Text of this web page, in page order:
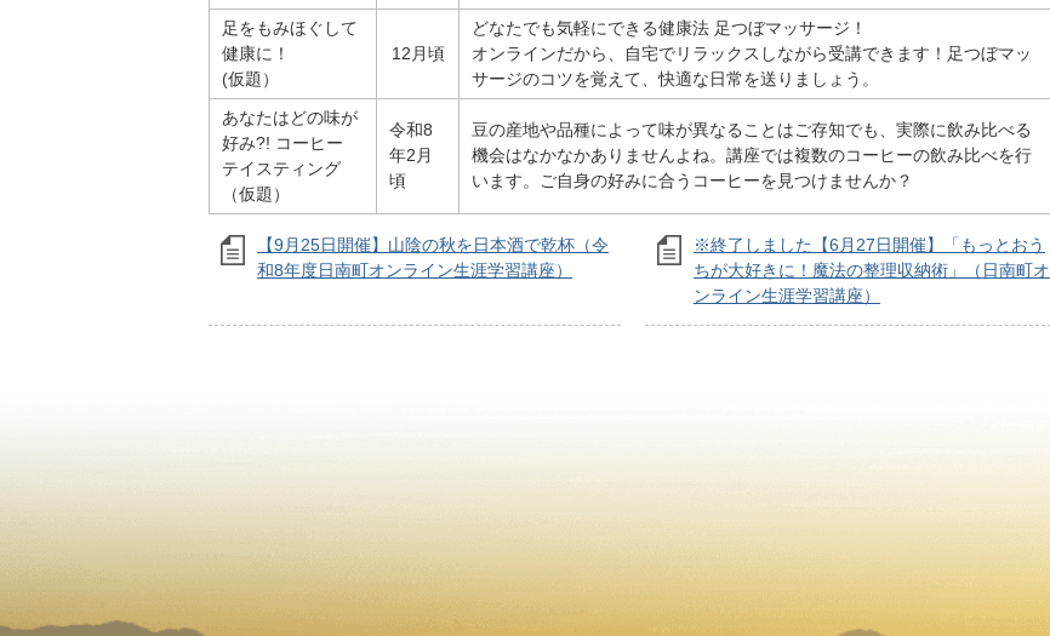
足をもみほぐして
健康に！
(仮題）
12月頃
どなたでも気軽にできる健康法 足つぼマッサージ！
オンラインだから、自宅でリラックスしながら受講できます！足つぼマッ
サージのコツを覚えて、快適な日常を送りましょう。
あなたはどの味が
好み?! コーヒー
テイスティング
（仮題）
令和8
年2月
頃
豆の産地や品種によって味が異なることはご存知でも、実際に飲み比べる
機会はなかなかありませんよね。講座では複数のコーヒーの飲み比べを行
います。ご自身の好みに合うコーヒーを見つけませんか？
【9月25日開催】山陰の秋を日本酒で乾杯（令
和8年度日南町オンライン生涯学習講座）
※終了しました【6月27日開催】「もっとおう
ちが大好きに！魔法の整理収納術」（日南町オ
ンライン生涯学習講座）